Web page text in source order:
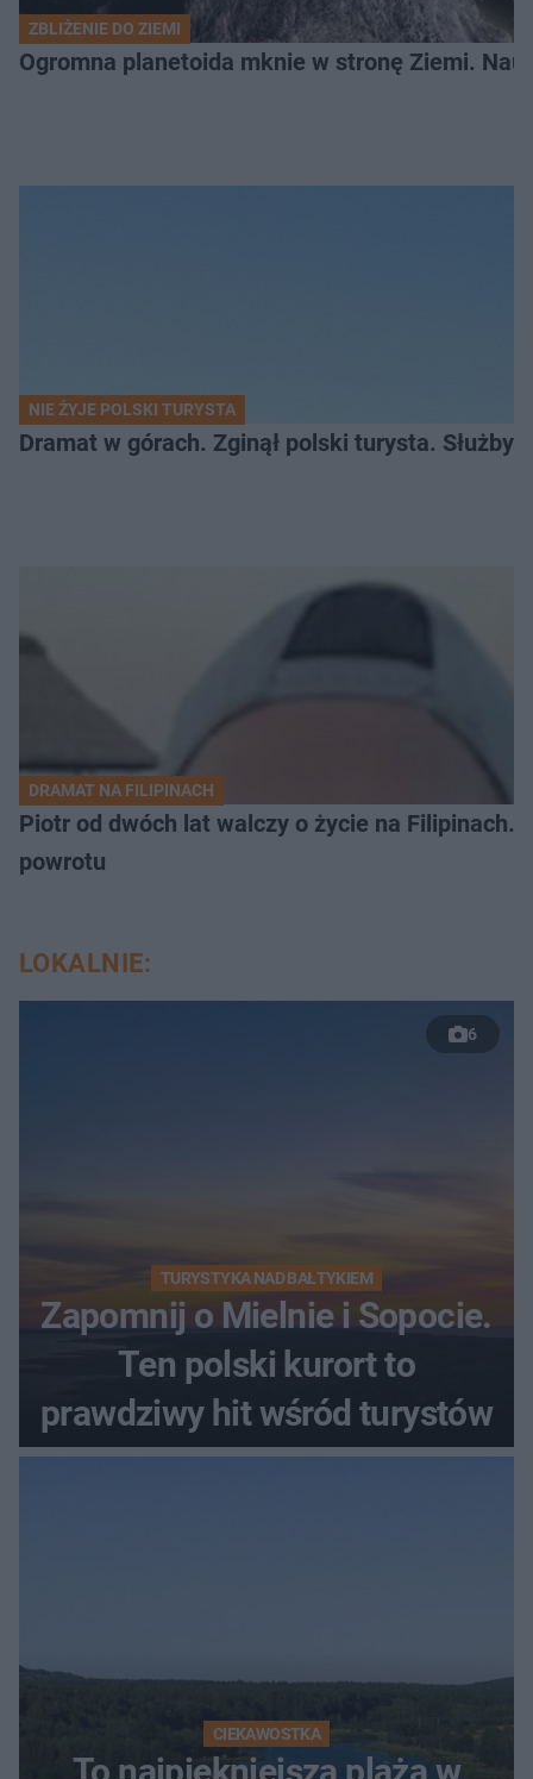
ZBLIŻENIE DO ZIEMI
Ogromna planetoida mknie w stronę Ziemi.
NIE ŻYJE POLSKI TURYSTA
Dramat w górach. Zginął polski turysta. Służby
DRAMAT NA FILIPINACH
Piotr od dwóch lat walczy o życie na Filipinach.
powrotu
LOKALNIE:
6
TURYSTYKA NAD BAŁTYKIEM
Zapomnij o Mielnie i Sopocie.
Ten polski kurort to
prawdziwy hit wśród turystów
CIEKAWOSTKA